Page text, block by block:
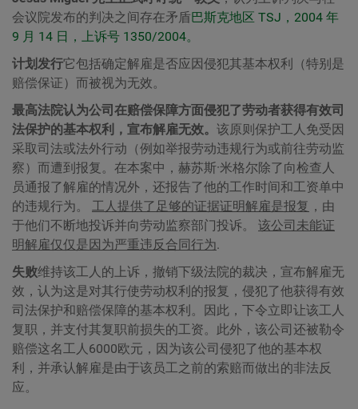
会议院发布的判决之间存在矛盾巴斯克地区 TSJ，2004 年
9 月 14 日，上诉号 1350/2004。
计划发行它包括确定解雇是否应因侵犯其基本权利（特别是
赔偿保证）而被视为无效。
最高法院认为公司在赔偿保障方面侵犯了劳动者获得有效司
法保护的基本权利，宣布解雇无效。 该原则保护工人免受因
采取司法或法外行动（例如举报劳动违规行为或前往劳动监
察）而遭到报复。在本案中，赫苏斯·米格尔除了向检查人
员通报了解雇的情况外，还报告了他的工作时间和工资单中
的违规行为。 工人提供了足够的证据证明解雇是报复 ，由
于他们不断地投诉并向劳动监察部门投诉。 该公司未能证
明解雇仅仅是因为严重违反合同行为.
失败维持该工人的上诉，撤销下级法院的裁决，宣布解雇无
效，认为这是对其行使劳动权利的报复，侵犯了他获得有效
司法保护和赔偿保障的基本权利。因此，下令立即让该工人
复职，并支付其复职前损失的工资。此外，该公司还被勒令
赔偿这名工人6000欧元，因为该公司侵犯了他的基本权
利，并承认解雇是由于该员工之前的索赔而做出的非法反
应。